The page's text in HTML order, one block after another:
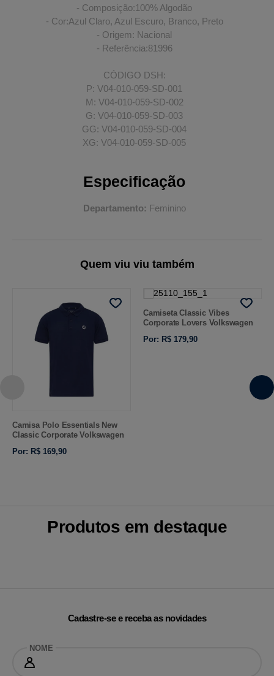
- Composição:100% Algodão
- Cor:Azul Claro, Azul Escuro, Branco, Preto
- Origem: Nacional
- Referência:81996
CÓDIGO DSH:
P: V04-010-059-SD-001
M: V04-010-059-SD-002
G: V04-010-059-SD-003
GG: V04-010-059-SD-004
XG: V04-010-059-SD-005
Especificação
Departamento Feminino
Quem viu viu também
Camisa Polo Essentials New
Classic Corporate Volkswagen
Por: R$ 169,90
Camiseta Classic Vibes
Corporate Lovers Volkswagen
Por: R$ 179,90
Produtos em destaque
Cadastre-se e receba as novidades
NOME